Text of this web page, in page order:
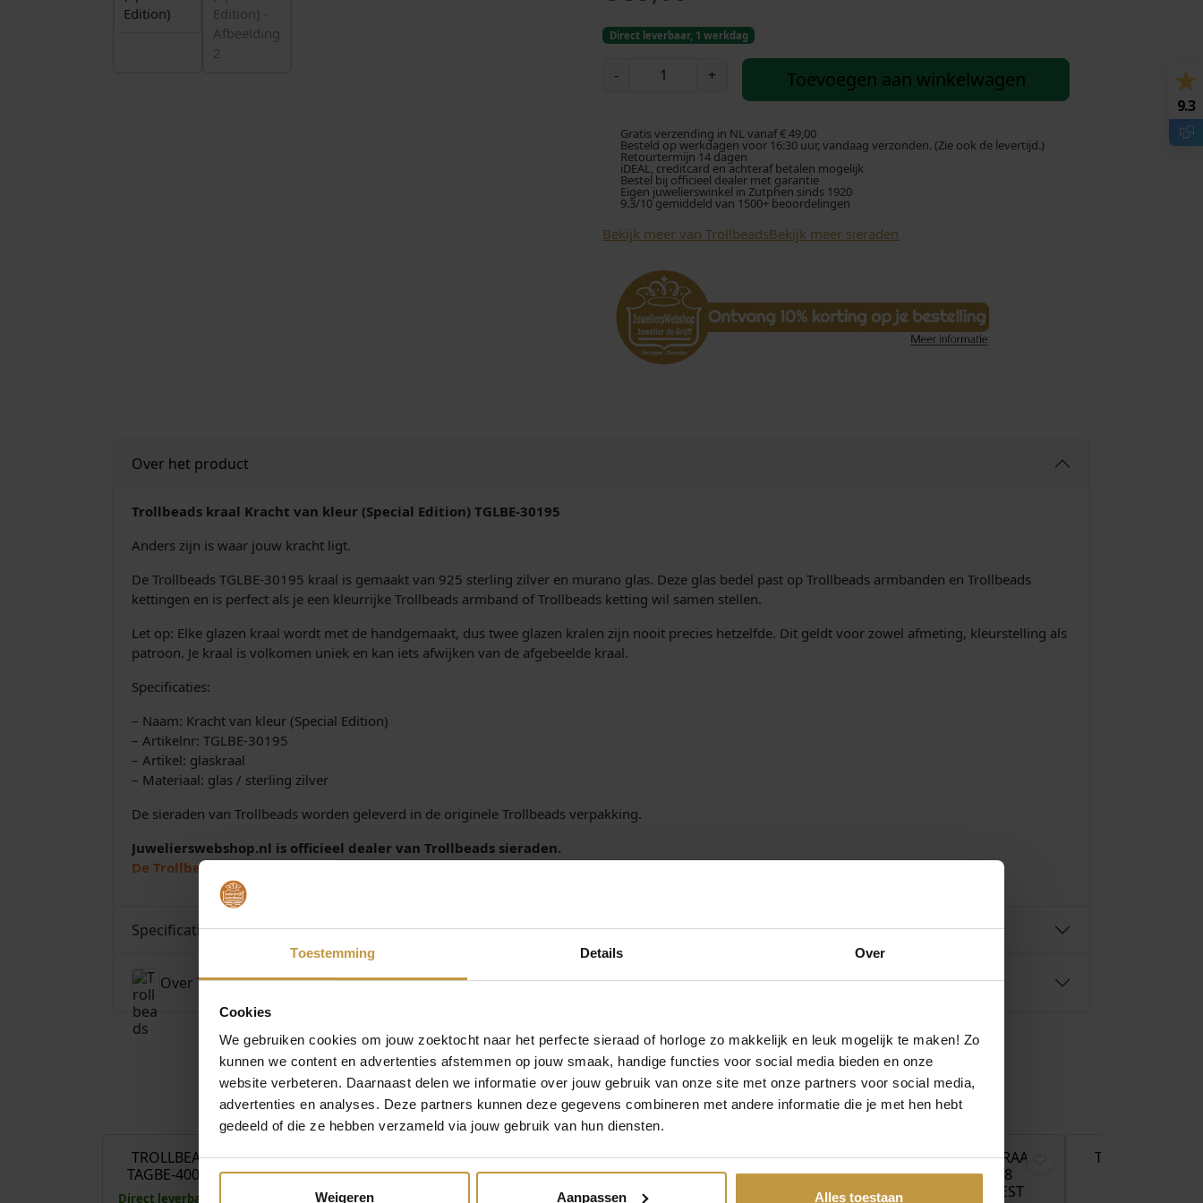
Toestemming Details Over
Cookies
We gebruiken cookies om jouw zoektocht naar het perfecte sieraad of horloge zo makkelijk en leuk mogelijk te maken! Zo
kunnen we content en advertenties afstemmen op jouw smaak, handige functies voor social media bieden en onze
website verbeteren. Daarnaast delen we informatie over jouw gebruik van onze site met onze partners voor social media,
advertenties en analyses. Deze partners kunnen deze gegevens combineren met andere informatie die je met hen hebt
gedeeld of die ze hebben verzameld via jouw gebruik van hun diensten.
Weigeren Aanpassen Alles toestaan
Direct leverbaar, 1 werkdag
-
s
K
r
c
h
u
c
i
d
t
i
o
n
a
+ Toevoegen aan winkelwagen
Gratis verzending in NL vanaf € 49,00
Besteld op werkdagen voor 16:30 uur, vandaag verzonden. (Zie ook de levertijd.)
Retourtermijn 14 dagen
iDEAL, creditcard en achteraf betalen mogelijk
Bestel bij officieel dealer met garantie
Eigen juwelierswinkel in Zutphen sinds 1920
9.3/10 gemiddeld van 1500+ beoordelingen
Bekijk meer van TrollbeadsBekijk meer sieraden
Over het product
Trollbeads kraal Kracht van kleur (Special Edition) TGLBE-30195
Anders zijn is waar jouw kracht ligt.
De Trollbeads TGLBE-30195 kraal is gemaakt van 925 sterling zilver en murano glas. Deze glas bedel past op Trollbeads armbanden en Trollbeads
kettingen en is perfect als je een kleurrijke Trollbeads armband of Trollbeads ketting wil samen stellen.
Let op: Elke glazen kraal wordt met de handgemaakt, dus twee glazen kralen zijn nooit precies hetzelfde. Dit geldt voor zowel afmeting, kleurstelling als
patroon. Je kraal is volkomen uniek en kan iets afwijken van de afgebeelde kraal.
Specificaties:
– Naam: Kracht van kleur (Special Edition)
– Artikelnr: TGLBE-30195
– Artikel: glaskraal
– Materiaal: glas / sterling zilver
De sieraden van Trollbeads worden geleverd in de originele Trollbeads verpakking.
Juwelierswebshop.nl is officieel dealer van Trollbeads sieraden.
De Trollbeads collectie wordt verzorgd door officieel dealer de Grijff Juweliers Zutphen.
Specificaties
Over Trollbeads
MEER VAN TROLLBEADS
€89,00
TROLLBEADS KRAAL
TAGBE-40011 MOLEN
Direct leverbaar, 1 werkdag
€59,00
TROLLBEADS KRAAL
TAGBE-30072
AMSTERDAMS
€79,00
TROLLBEADS KRAAL
TAGBE-20023 KLOMPEN
LIMITED EDITIE
€149,00
TROLLBEADS KRAAL
11XXX-TULP TULP
LIMITED EDITIE
TROLLBEADS KRAAL
TGLBE-30198
BLOEMENGEEST
TROLLBEADS
9.3